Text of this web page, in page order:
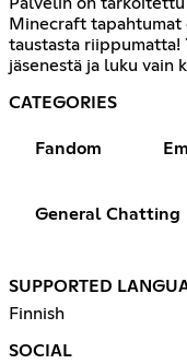
Minecraft tapahtumat
taustasta riippumatta!
jäsenestä ja luku vain
CATEGORIES
Fandom
General Chatting
SUPPORTED
Finnish
SOCIAL